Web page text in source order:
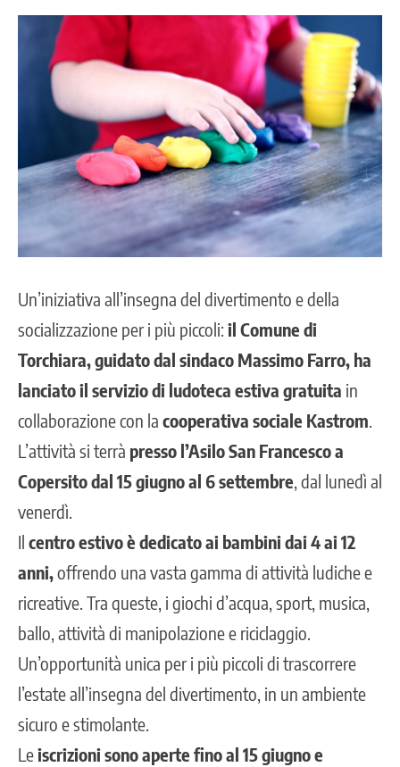
Un’iniziativa all’insegna del divertimento e della
socializzazione per i più piccoli: il Comune di
Torchiara, guidato dal sindaco Massimo Farro, ha
lanciato il servizio di ludoteca estiva gratuita in
collaborazione con la cooperativa sociale Kastrom.
L’attività si terrà presso l’Asilo San Francesco a
Copersito dal 15 giugno al 6 settembre, dal lunedì al
venerdì.
Il centro estivo è dedicato ai bambini dai 4 ai 12
anni,offrendo una vasta gamma di attività ludiche e
ricreative. Tra queste, i giochi d’acqua, sport, musica,
ballo, attività di manipolazione e riciclaggio.
Un’opportunità unica per i più piccoli di trascorrere
l’estate all’insegna del divertimento, in un ambiente
sicuro e stimolante.
Leiscrizioni sono aperte fino al 15 giugno e